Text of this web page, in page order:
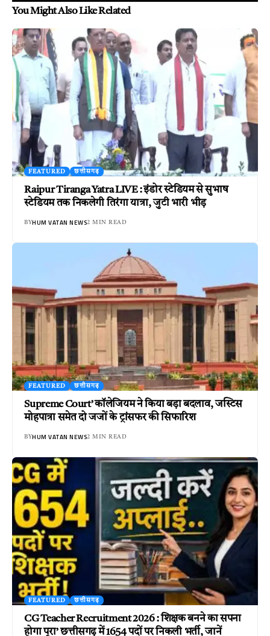
You Might Also Like Related
FEATURED छत्तीसगढ़
Raipur Tiranga Yatra LIVE : इंडोर स्टेडियम से सुभाष
स्टेडियम तक निकलेगी तिरंगा यात्रा, जुटी भारी भीड़
BYHUM VATAN NEWS2 MIN READ
FEATURED छत्तीसगढ़
Supreme Court’ कॉलेजियम ने किया बड़ा बदलाव, जस्टिस
मोहपात्रा समेत दो जजों के ट्रांसफर की सिफारिश
BYHUM VATAN NEWS2 MIN READ
FEATURED छत्तीसगढ़
CG Teacher Recruitment 2026 : शिक्षक बनने का सपना
होगा पूरा’ छत्तीसगढ़ में 1654 पदों पर निकली भर्ती, जानें